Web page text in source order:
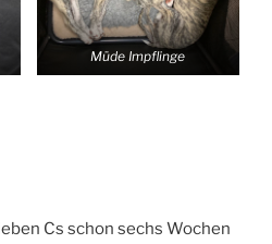
Müde Impflinge
Cs schon sechs Wochen